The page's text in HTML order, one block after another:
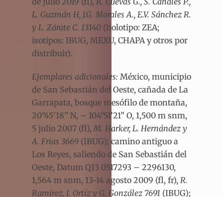
L. Guzmán H, J.G. Morales A., E.V. Sánchez R.
y L. Zárate C. 13140 (holotipo: ZEA;
isotipos: IBUG, MEXU, CHAPA y otros por
distribuir).
Ejemplares adicionales: México, municipio
de San Sebastián del Oeste, cañada de La
Garrapata, bosque mesófilo de montaña,
20°45’18” N, – 104°51’21” O, 1,500 m snm,
5 julio 2007 (fl), M. Harker, L. Hernández y
A. Frias 3669 (IBUG); camino antiguo a
Los Reyes, saliendo de San Sebastián del
Oeste, Datum Q13 0517293 – 2296130,
1,564 m snm, 13-14 agosto 2009 (fl, fr), R.
Ramírez, I. Ortíz y G. González 7691 (IBUG);